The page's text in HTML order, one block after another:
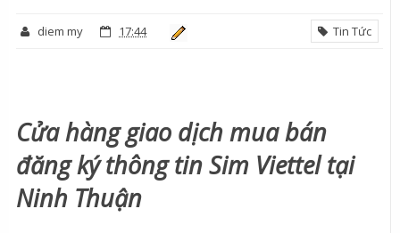
diem my 17:44 Tin Tức
Cửa hàng giao dịch mua bán
đăng ký thông tin Sim Viettel tại
Ninh Thuận